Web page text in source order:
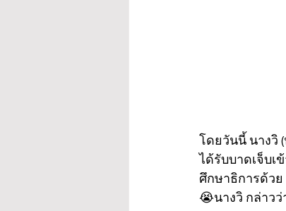
โดยวันนี้ นางวิ
ได้รับบาดเจ็บ
ศึกษาธิการด้วย
😭นางวิ กล่าว